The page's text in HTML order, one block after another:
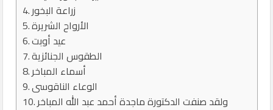
زراعة البخور
الأرواح الشريرة
عيد أوبت
الطقوس الجنائزية
أسماء المباخر
الوعاء الناقوسى
ولقد صنفت الدكتورة ماجدة أحمد عبد الله المباخر